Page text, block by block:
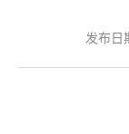
发布日